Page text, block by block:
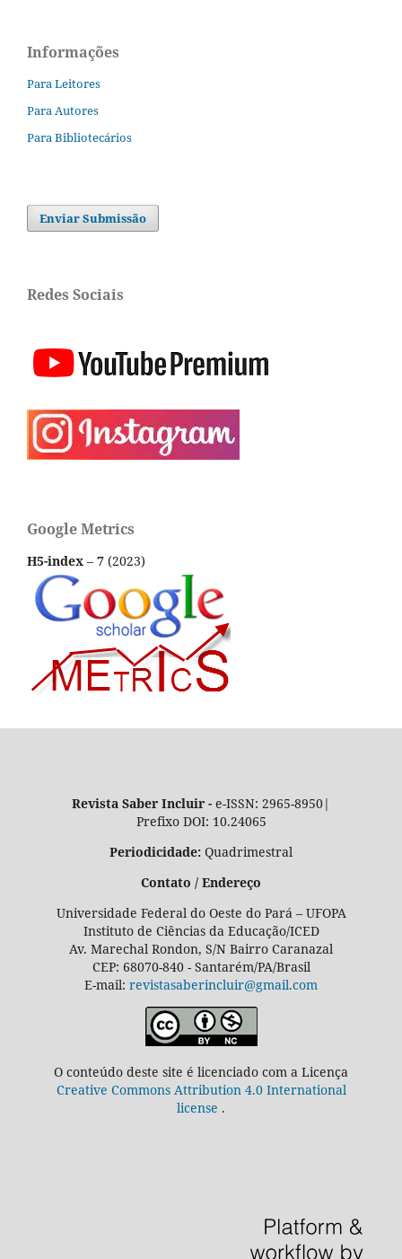
Informações
Para Leitores
Para Autores
Para Bibliotecários
Enviar Submissão
Redes Sociais
Google Metrics
H5-index – 7 (2023)
Revista Saber Incluir - e-ISSN: 2965-8950|
Prefixo DOI: 10.24065
Periodicidade: Quadrimestral
Contato / Endereço
Universidade Federal do Oeste do Pará – UFOPA
Instituto de Ciências da Educação/ICED
Av. Marechal Rondon, S/N Bairro Caranazal
CEP: 68070-840 - Santarém/PA/Brasil
E-mail: revistasaberincluir@gmail.com
O conteúdo deste site é licenciado com a Licença
Creative Commons Attribution 4.0 International
license .